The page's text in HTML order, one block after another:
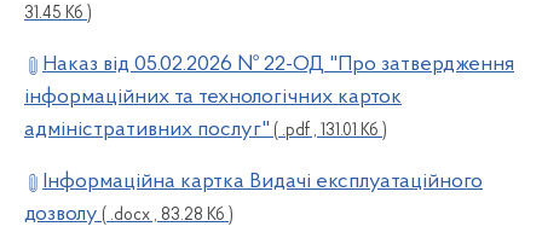
31.45 Кб )
Наказ від 05.02.2026 № 22-ОД "Про затвердження
інформаційних та технологічних карток
адміністративних послуг" ( .pdf , 131.01 Кб )
Інформаційна картка Видачі експлуатаційного
дозволу ( .docx , 83.28 Кб )